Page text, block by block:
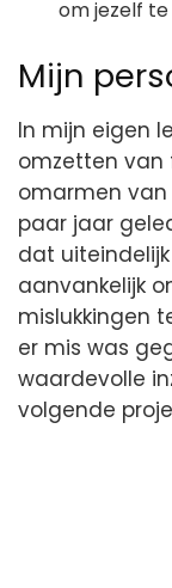
om jezelf
Mijn
In mijn eigen
omzetten van
omarmen
paar jaar
dat
aanvankelijk
mislukkingen
er mis was
waardevolle
volgende